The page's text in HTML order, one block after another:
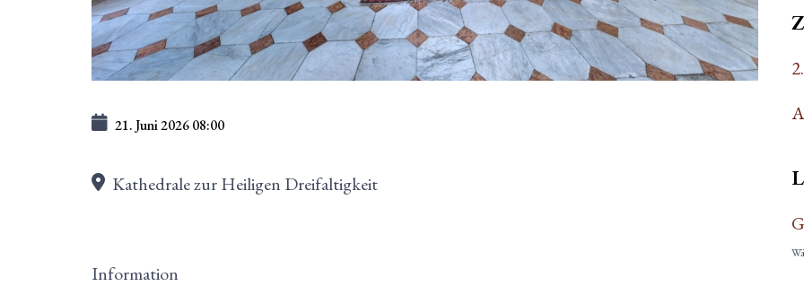
21. Juni 202608:00
Kathedrale zur Heiligen Dreifaltigkeit
Information